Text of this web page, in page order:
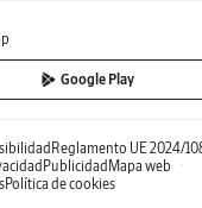
Google Play
Reglamento UE 2024/
PublicidadMapa web
Política de cookies